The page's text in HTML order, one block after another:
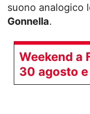
suono analogico
Gonnella.
Weekend a
30 agosto